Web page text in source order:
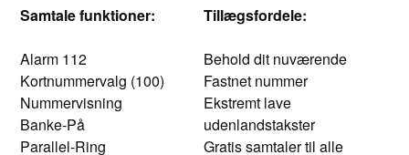
Samtale funktioner:
Alarm 112
Kortnummervalg (100)
Nummervisning
Banke-På
Parallel-Ring
Tillægsfordele:
Behold dit nuværende
Fastnet nummer
Ekstremt lave
udenlandstakster
Gratis samtaler til alle